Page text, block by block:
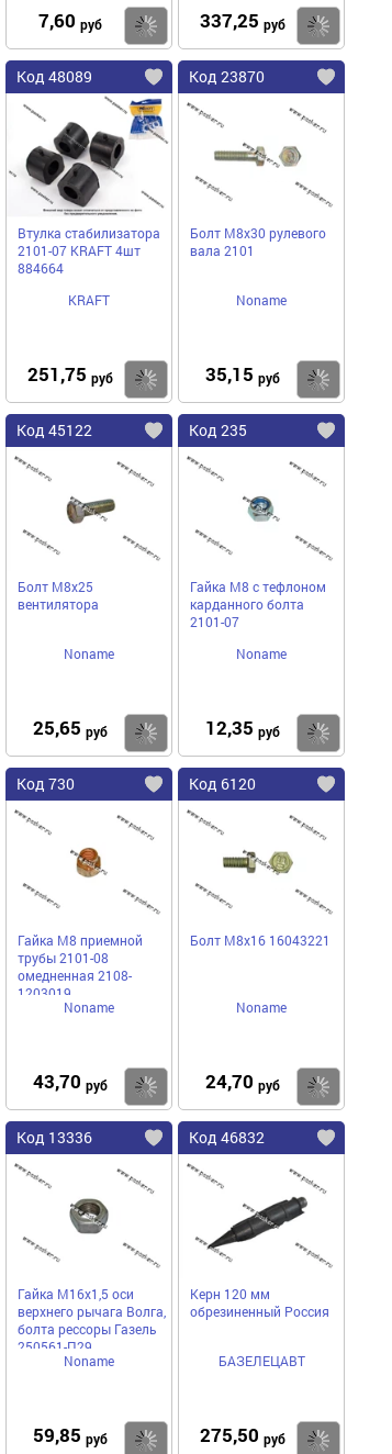
7,60 руб Купить
337,25 руб
Код 48089
Втулка стабилизатора
2101-07 KRAFT 4шт
884664
KRAFT
251,75 руб Купить
Код 23870
Болт М8х30 рулевого
вала 2101
Noname
35,15 руб
Код 45122
Болт М8х25
вентилятора
Noname
25,65 руб Купить
Код 235
Гайка М8 с тефлоном
карданного болта
2101-07
Noname
12,35 руб
Код 730
Гайка М8 приемной
трубы 2101-08
омедненная 2108-
1203019
Noname
43,70 руб Купить
Код 6120
Болт М8х16 16043221
Noname
24,70 руб
Код 13336
Гайка М16х1,5 оси
верхнего рычага Волга,
болта рессоры Газель
250561-П29
Noname
59,85 руб Купить
Код 46832
Керн 120 мм
обрезиненный Россия
БАЗЕЛЕЦАВТ
275,50 руб